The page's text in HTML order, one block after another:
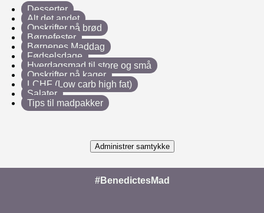
Desserter
Alt det andet
Opskrifter på brød
Børnefester
Børnenes Maddag
Fødselsdage
Hverdagsmad til store og små
Opskrifter på kager
LCHF (Low carb high fat)
Salater
Tips til madpakker
Administrer samtykke
#BenedictesMad